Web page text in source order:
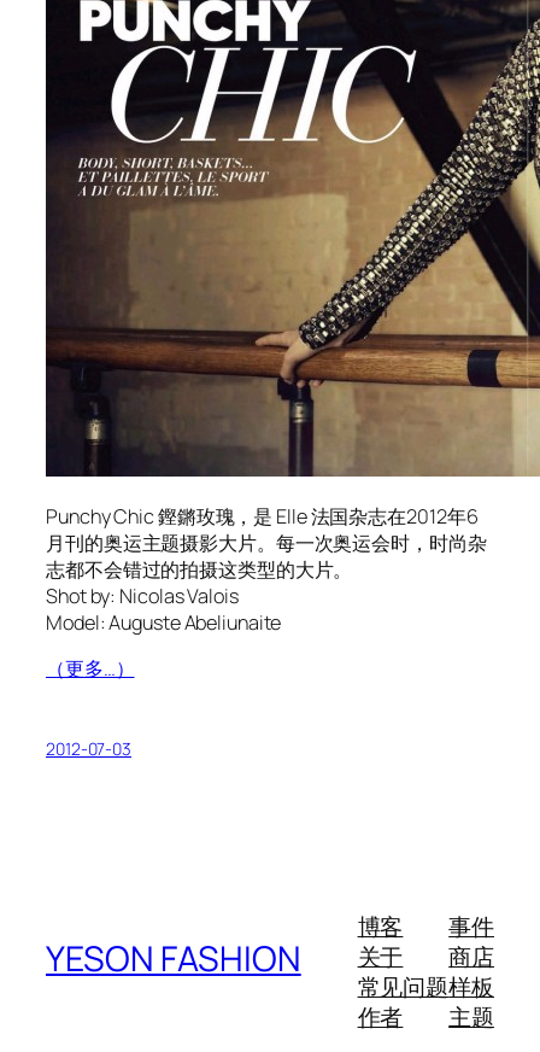
Punchy Chic 鏗鏘玫瑰，是 Elle 法国杂志在2012年6
月刊的奥运主题摄影大片。每一次奥运会时，时尚杂
志都不会错过的拍摄这类型的大片。
Shot by: Nicolas Valois
Model: Auguste Abeliunaite
（更多…）
2012-07-03
YESON FASHION
博客
关于
常见问题
作者
事件
商店
样板
主题